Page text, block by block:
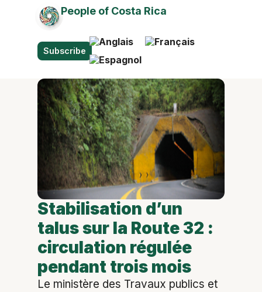
People of Costa Rica
Subscribe
Stabilisation d’un
talus sur la Route 32 :
circulation régulée
pendant trois mois
Le ministère des Travaux publics et